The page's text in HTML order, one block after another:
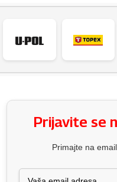
Prijavite se
Primajte na